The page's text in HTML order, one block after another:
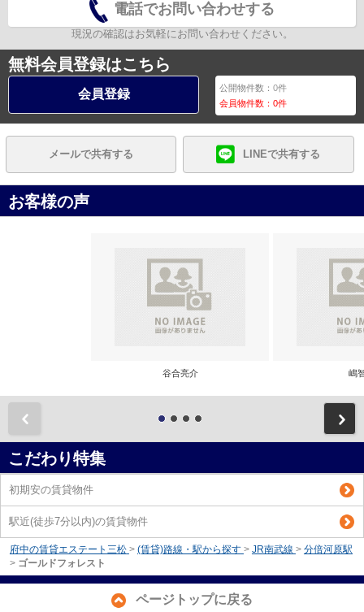
電話でお問い合わせする
現況の確認はお気軽にお問い合わせください。
無料会員登録はこちら
会員登録 公開物件数：0件
会員物件数：0件
メールで共有する LINEで共有する
お客様の声
谷合亮介 嶋
こだわり特集
初期安の賃貸物件
駅近(徒歩7分以内)の賃貸物件
府中の賃貸エステート三松 > (賃貸)路線・駅から探す > JR南武線 > 分倍河原駅
> ゴールドフォレスト
ページトップに戻る